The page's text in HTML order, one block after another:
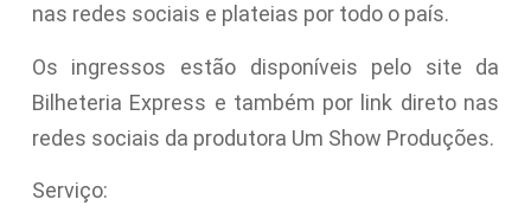
nas redes sociais e plateias por todo o país.
Os ingressos estão disponíveis pelo site da
Bilheteria Express e também por link direto nas
redes sociais da produtora Um Show Produções.
Serviço: